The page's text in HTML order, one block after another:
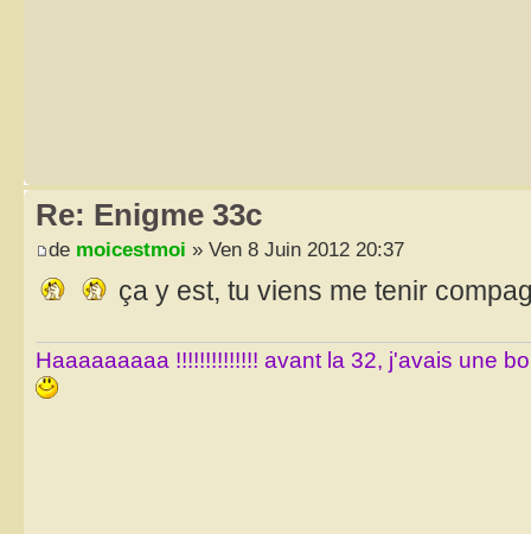
Re: Enigme 33c
de moicestmoi » Ven 8 Juin 2012 20:37
ça y est, tu viens me tenir
Haaaaaaaaa !!!!!!!!!!!!!! avant la 32, j'avais une